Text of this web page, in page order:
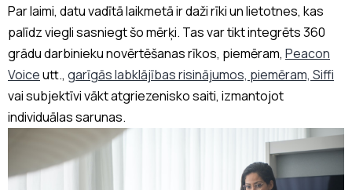
Par laimi, datu vadītā laikmetā ir daži rīki un lietotnes, kas
palīdz viegli sasniegt šo mērķi. Tas var tikt integrēts 360
grādu darbinieku novērtēšanas rīkos, piemēram, Peacon
Voiceutt., garīgās labklājības risinājumos, piemēram, Siffi
vai subjektīvi vākt atgriezenisko saiti, izmantojot
individuālas sarunas.